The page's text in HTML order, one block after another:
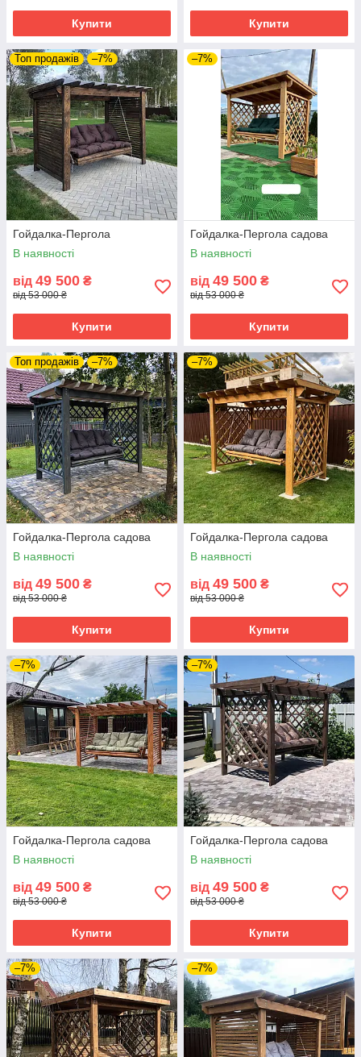
Купити Купити
Топ продажів –7%
Гойдалка-Пергола
В наявності
від 49 500 ₴
від 53 000 ₴
Купити
–7%
Гойдалка-Пергола садова
В наявності
від 49 500 ₴
від 53 000 ₴
Купити
Топ продажів –7%
Гойдалка-Пергола садова
В наявності
від 49 500 ₴
від 53 000 ₴
Купити
–7%
Гойдалка-Пергола садова
В наявності
від 49 500 ₴
від 53 000 ₴
Купити
–7%
Гойдалка-Пергола садова
В наявності
від 49 500 ₴
від 53 000 ₴
Купити
–7%
Гойдалка-Пергола садова
В наявності
від 49 500 ₴
від 53 000 ₴
Купити
–7% –7%